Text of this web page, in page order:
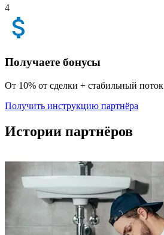
4
Получаете бонусы
От 10% от сделки + стабильный поток
Получить инструкцию партнёра
Истории партнёров